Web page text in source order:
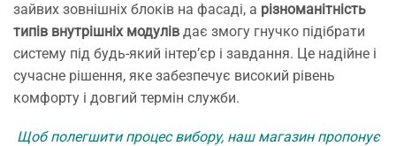
зайвих зовнішніх блоків на фасаді, а різноманітність
типів внутрішніх модулів дає змогу гнучко підібрати
систему під будь-який інтер’єр і завдання. Це надійне і
сучасне рішення, яке забезпечує високий рівень
комфорту і довгий термін служби.
Щоб полегшити процес вибору, наш магазин пропонує